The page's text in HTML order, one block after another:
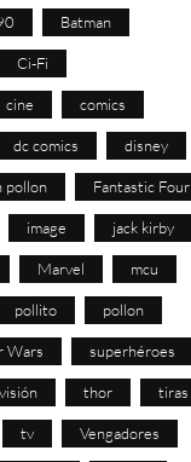
Batman
Ci-Fi
cine comics
dc comics disney
pollon Fantastic Four
image jack kirby
Marvel mcu
pollito pollon
Wars superhéroes
thor tiras
tv Vengadores